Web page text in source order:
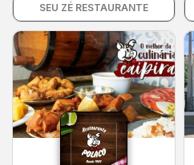
SEU ZÉ RESTAURANTE